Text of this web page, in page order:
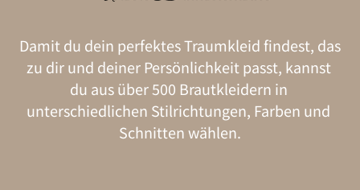
Damit du dein perfektes Traumkleid findest,
zu dir und deiner Persönlichkeit passt,
du aus über 500 Brautkleidern
unterschiedlichen Stilrichtungen, Farben
Schnitten wählen.